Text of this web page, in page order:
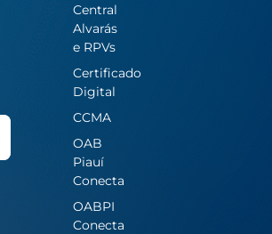
Central
Alvarás
e RPVs
Certificado
Digital
CCMA
OAB
Piauí
Conecta
OABPI
Conecta